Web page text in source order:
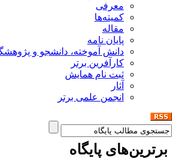
معرفی
کمیته‌ها
مقاله
پایان نامه
دانش آموخته، دانشجو و پژوهشگر
کارآفرین برتر
ثبت نام همایش
آثار
انجمن علمی برتر
پایگاه